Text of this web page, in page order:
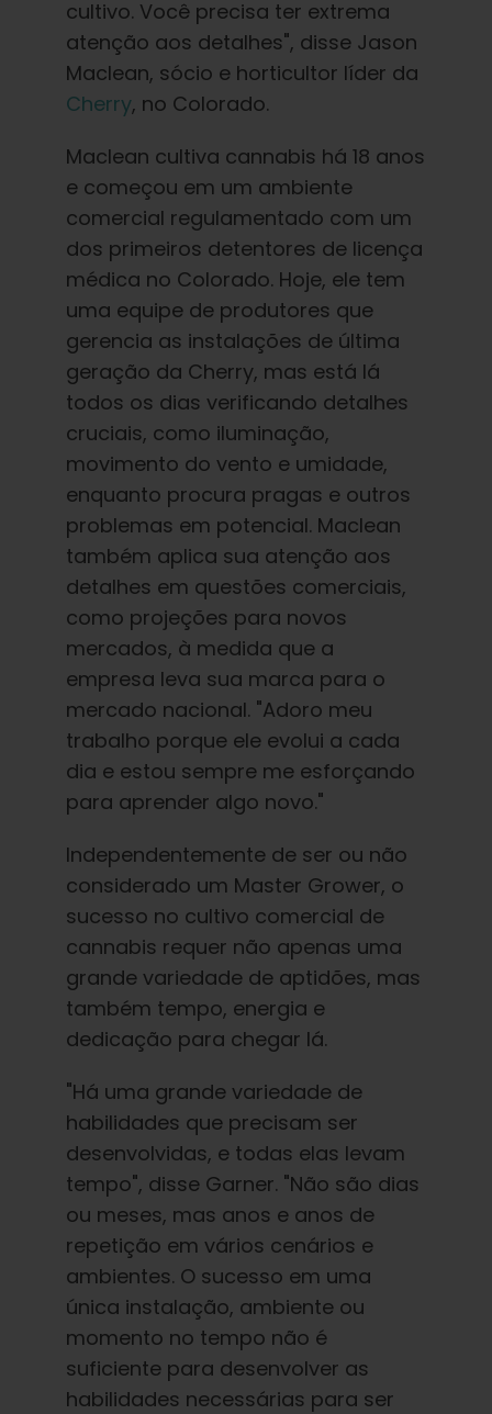
cultivo. Você precisa ter extrema
atenção aos detalhes", disse Jason
Maclean, sócio e horticultor líder da
Cherry, no Colorado.
Maclean cultiva cannabis há 18 anos
e começou em um ambiente
comercial regulamentado com um
dos primeiros detentores de licença
médica no Colorado. Hoje, ele tem
uma equipe de produtores que
gerencia as instalações de última
geração da Cherry, mas está lá
todos os dias verificando detalhes
cruciais, como iluminação,
movimento do vento e umidade,
enquanto procura pragas e outros
problemas em potencial. Maclean
também aplica sua atenção aos
detalhes em questões comerciais,
como projeções para novos
mercados, à medida que a
empresa leva sua marca para o
mercado nacional. "Adoro meu
trabalho porque ele evolui a cada
dia e estou sempre me esforçando
para aprender algo novo."
Independentemente de ser ou não
considerado um Master Grower, o
sucesso no cultivo comercial de
cannabis requer não apenas uma
grande variedade de aptidões, mas
também tempo, energia e
dedicação para chegar lá.
"Há uma grande variedade de
habilidades que precisam ser
desenvolvidas, e todas elas levam
tempo", disse Garner. "Não são dias
ou meses, mas anos e anos de
repetição em vários cenários e
ambientes. O sucesso em uma
única instalação, ambiente ou
momento no tempo não é
suficiente para desenvolver as
habilidades necessárias para ser